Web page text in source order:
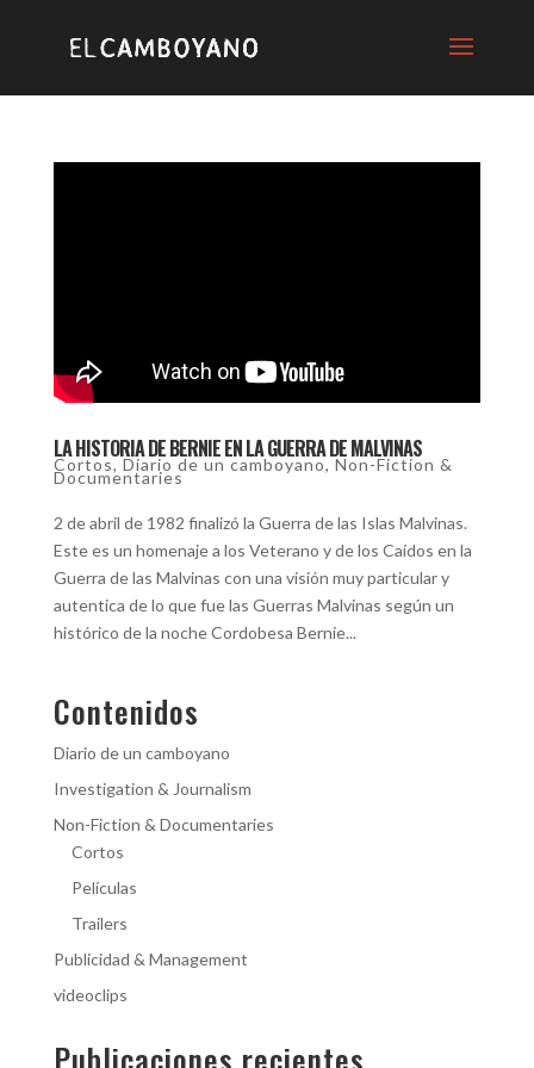
LA HISTORIA DE BERNIE EN LA GUERRA DE MALVINAS
Cortos, Diario de un camboyano, Non-Fiction &
Documentaries
2 de abril de 1982 finalizó la Guerra de las Islas Malvinas.
Este es un homenaje a los Veterano y de los Caídos en la
Guerra de las Malvinas con una visión muy particular y
autentica de lo que fue las Guerras Malvinas según un
histórico de la noche Cordobesa Bernie...
Contenidos
Diario de un camboyano
Investigation & Journalism
Non-Fiction & Documentaries
Cortos
Películas
Trailers
Publicidad & Management
videoclips